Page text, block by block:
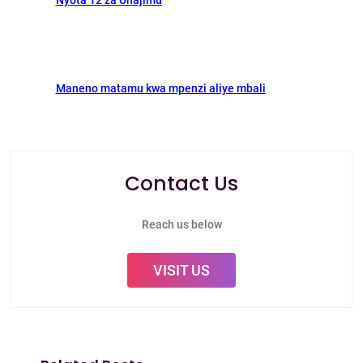
Maneno matamu kwa mpenzi aliye mbali
Contact Us
Reach us below
VISIT US